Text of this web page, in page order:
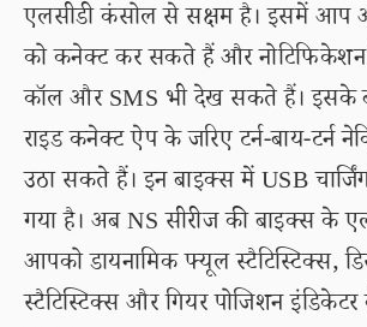
एलसीडी कंसोल से सक्षम है। इसमें आप
को कनेक्ट कर सकते हैं और
कॉल और SMS भी देख सकते हैं। इसके
राइड कनेक्ट ऐप के जरिए टर्न-बाय-टर्न
उठा सकते हैं। इन बाइक्स में USB चार्जिंग
गया है। अब NS सीरीज की बाइक्स के
आपको डायनामिक फ्यूल स्टैटिस्टिक्स,
स्टैटिस्टिक्स और गियर पोजिशन इंडिकेटर